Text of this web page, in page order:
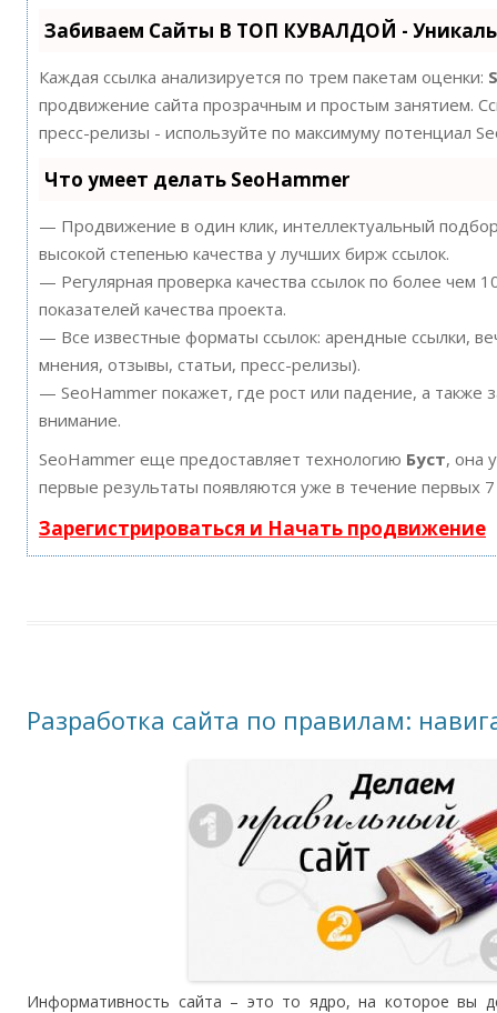
Забиваем Сайты В ТОП КУВАЛДОЙ -
Каждая ссылка анализируется по трем пакетам оценки:
продвижение сайта прозрачным и простым занятием.
пресс-релизы - используйте по максимуму потенциал
Что умеет делать SeoHammer
— Продвижение в один клик, интеллектуальный
высокой степенью качества у лучших бирж ссылок.
— Регулярная проверка качества ссылок по более чем
показателей качества проекта.
— Все известные форматы ссылок: арендные ссылки,
мнения, отзывы, статьи, пресс-релизы).
— SeoHammer покажет, где рост или падение, а также
внимание.
SeoHammer еще предоставляет технологию Буст, она
первые результаты появляются уже в течение первых
Зарегистрироваться и Начать продвижение
Разработка сайта по правилам:
Информативность сайта – это то ядро, на которое вы